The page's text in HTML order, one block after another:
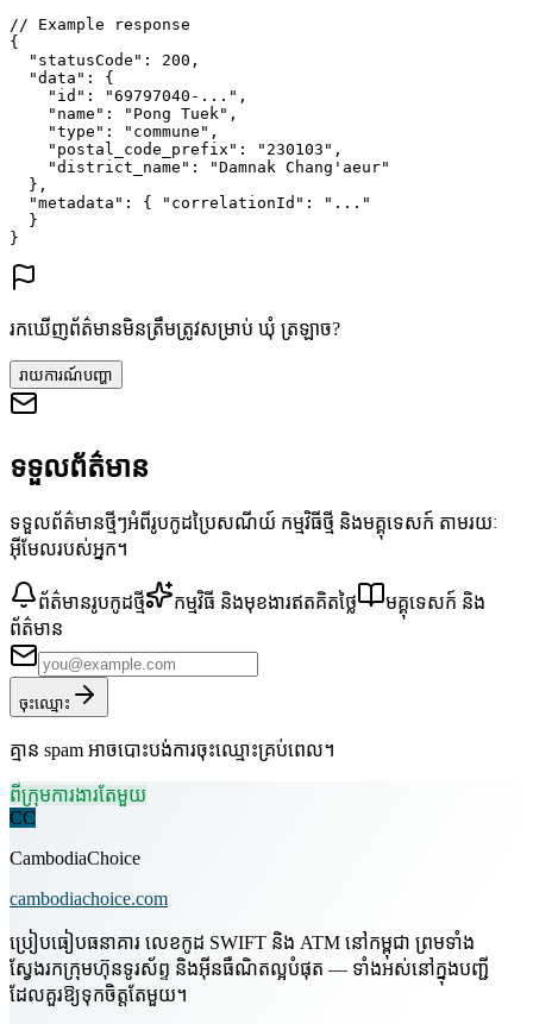
// Example response
{
"statusCode" : 200 ,
"data" : {
"id" : "69797040-..." ,
"name" : "Pong Tuek" ,
"type" : "commune" ,
"postal_code_prefix" : "230103" ,
"district_name" :
"Damnak Chang'aeur"
},
"metadata" : { "correlationId" :
"..."
}
}
រកឃើញព័ត៌មានមិនត្រឹមត្រូវសម្រាប់ ឃុំ ត្រឡាច?
រាយការណ៍បញ្ហា
ទទួលព័ត៌មាន
ទទួលព័ត៌មានថ្មីៗអំពីរូបកូដប្រៃសណីយ៍ កម្មវិធីថ្មី និងមគ្គុទេសក៍ តាមរយៈ
អ៊ីមែលរបស់អ្នក។
ព័ត៌មានរូបកូដថ្មី កម្មវិធី និងមុខងារឥតគិតថ្លៃ
មគ្គុទេសក៍ និង
ព័ត៌មាន
ចុះឈ្មោះ
គ្មាន spam អាចបោះបង់ការចុះឈ្មោះគ្រប់ពេល។
ពីក្រុមការងារតែមួយ
CC
CambodiaChoice
cambodiachoice.com
ប្រៀបធៀបធនាគារ លេខកូដ SWIFT និង ATM នៅកម្ពុជា ព្រមទាំង
ស្វែងរកក្រុមហ៊ុនទូរស័ព្ទ និងអ៊ីនធឺណិតល្អបំផុត — ទាំងអស់នៅក្នុងបញ្ជី
ដែលគួរឱ្យទុកចិត្តតែមួយ។